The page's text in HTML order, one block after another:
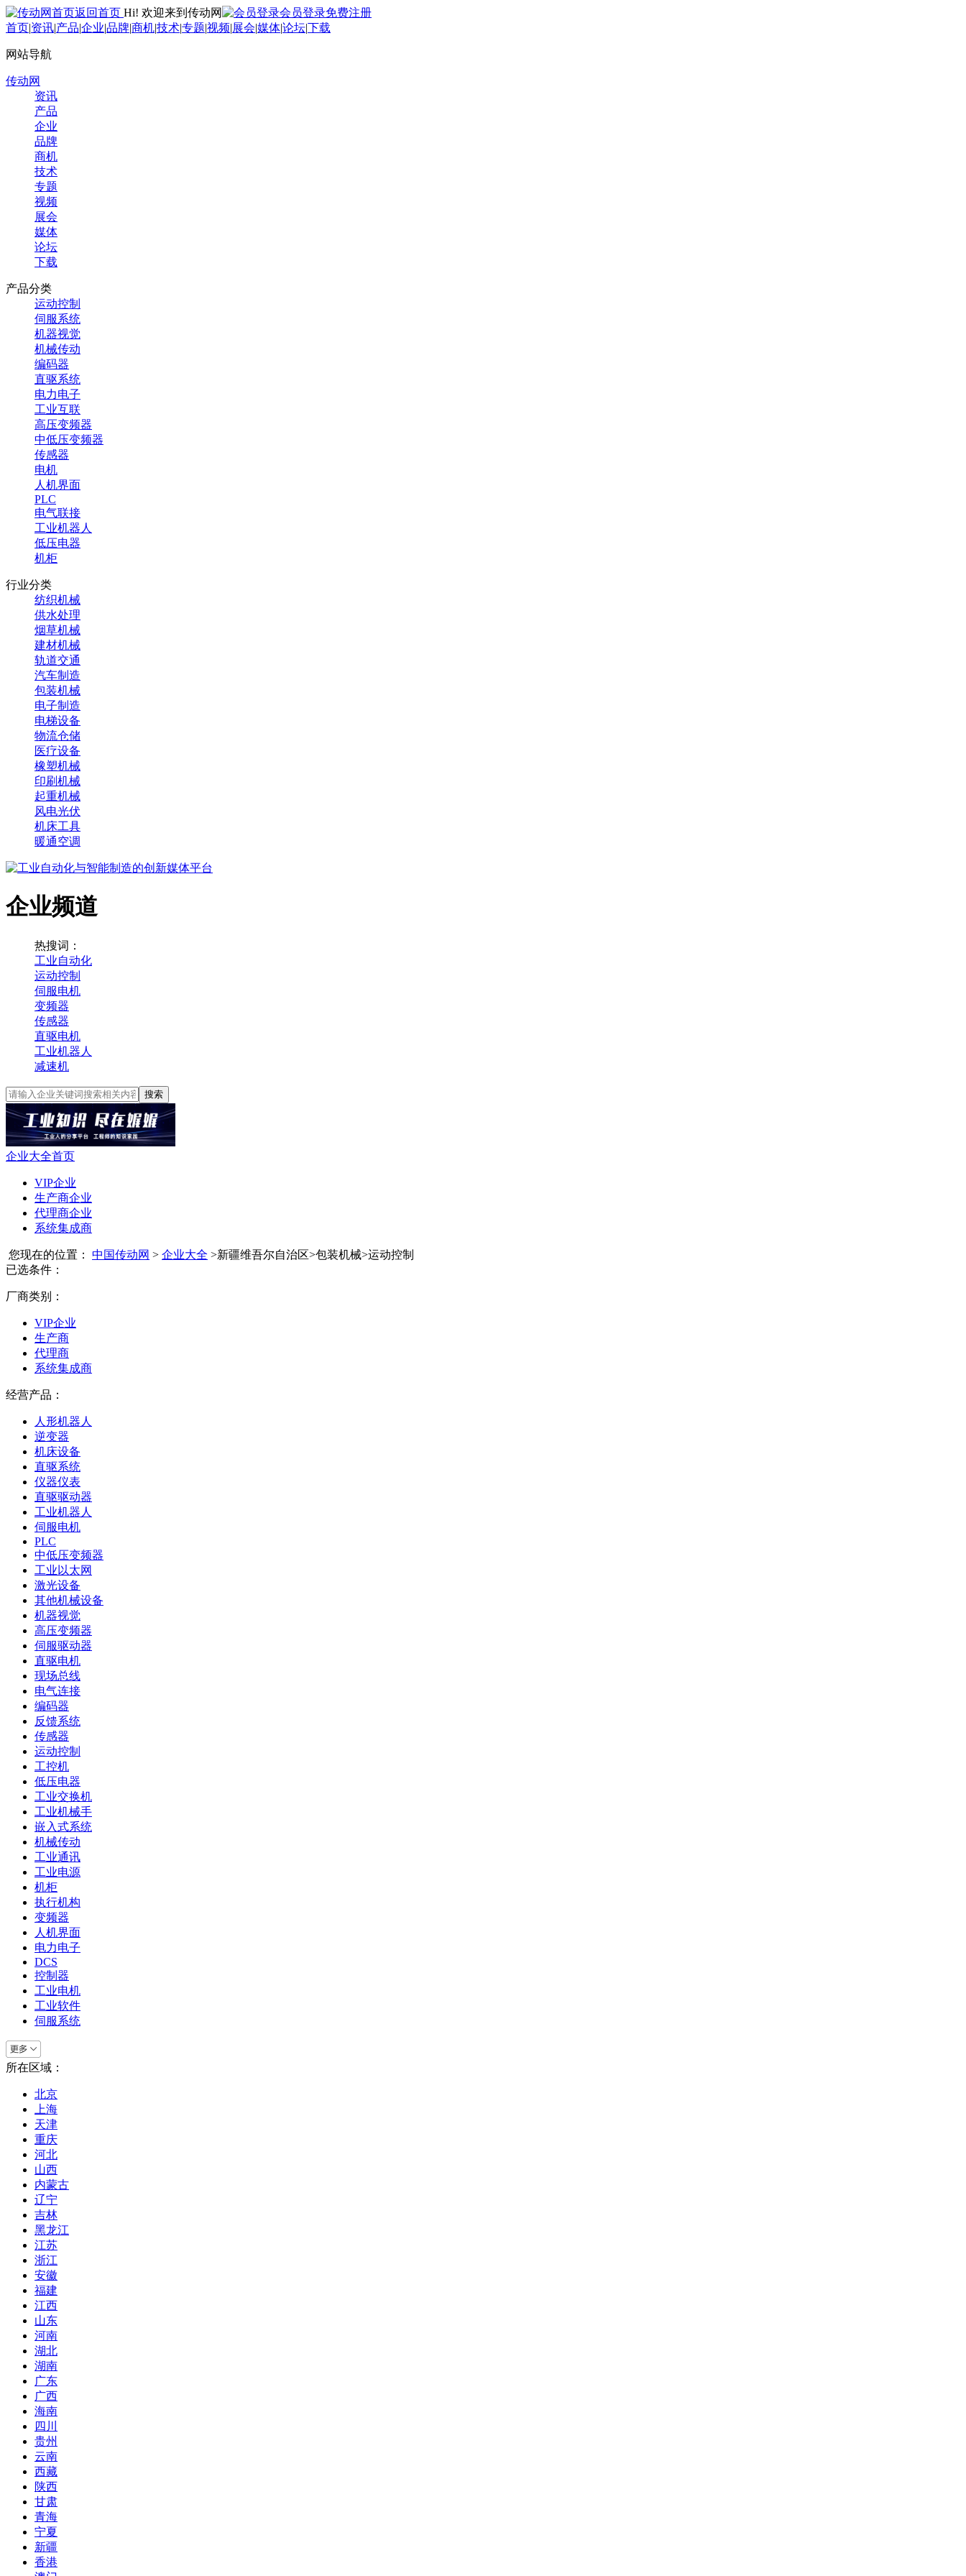
返回首页 Hi! 欢迎来到传动网 会员登录免费注册
首页|资讯|产品|企业|品牌|商机|技术|专题|视频|展会|媒体|论坛|下载
网站导航
传动网
资讯
产品
企业
品牌
商机
技术
专题
视频
展会
媒体
论坛
下载
产品分类
运动控制
伺服系统
机器视觉
机械传动
编码器
直驱系统
电力电子
工业互联
高压变频器
中低压变频器
传感器
电机
人机界面
PLC
电气联接
工业机器人
低压电器
机柜
行业分类
纺织机械
供水处理
烟草机械
建材机械
轨道交通
汽车制造
包装机械
电子制造
电梯设备
物流仓储
医疗设备
橡塑机械
印刷机械
起重机械
风电光伏
机床工具
暖通空调
企业频道
热搜词：
工业自动化
运动控制
伺服电机
变频器
传感器
直驱电机
工业机器人
减速机
搜索
企业大全首页
VIP企业
生产商企业
代理商企业
系统集成商
您现在的位置： 中国传动网 > 企业大全 >新疆维吾尔自治区>包装机械>运动控制
已选条件：
厂商类别：
VIP企业
生产商
代理商
系统集成商
经营产品：
人形机器人
逆变器
机床设备
直驱系统
仪器仪表
直驱驱动器
工业机器人
伺服电机
PLC
中低压变频器
工业以太网
激光设备
其他机械设备
机器视觉
高压变频器
伺服驱动器
直驱电机
现场总线
电气连接
编码器
反馈系统
传感器
运动控制
工控机
低压电器
工业交换机
工业机械手
嵌入式系统
机械传动
工业通讯
工业电源
机柜
执行机构
变频器
人机界面
电力电子
DCS
控制器
工业电机
工业软件
伺服系统
所在区域：
北京
上海
天津
重庆
河北
山西
内蒙古
辽宁
吉林
黑龙江
江苏
浙江
安徽
福建
江西
山东
河南
湖北
湖南
广东
广西
海南
四川
贵州
云南
西藏
陕西
甘肃
青海
宁夏
新疆
香港